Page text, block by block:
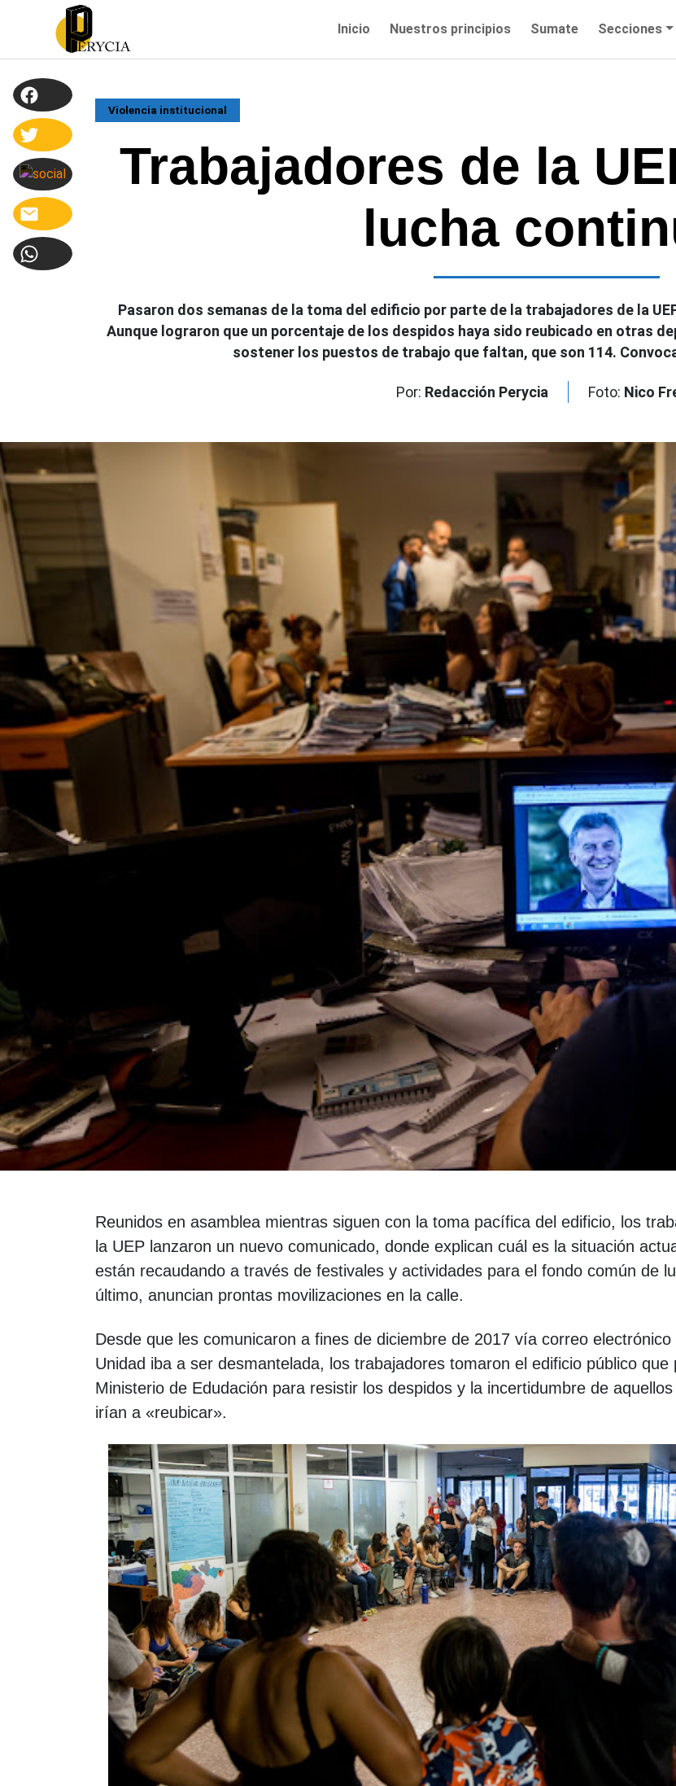
Inicio Nuestros principios Sumate Secciones
Violencia institucional
Trabajadores de la
lucha
Pasaron dos semanas de la toma del edificio por parte de la trabajadores de la
Aunque lograron que un porcentaje de los despidos haya sido reubicado en otras
sostener los puestos de trabajo que faltan, que son 114.
Por: Redacción Perycia Foto: Nico
Reunidos en asamblea mientras siguen con la toma pacífica del edificio, los
la UEP lanzaron un nuevo comunicado, donde explican cuál es la situación
están recaudando a través de festivales y actividades para el fondo común de
último, anuncian prontas movilizaciones en la calle.
Desde que les comunicaron a fines de diciembre de 2017 vía correo electrónico
Unidad iba a ser desmantelada, los trabajadores tomaron el edificio público que
Ministerio de Edudación para resistir los despidos y la incertidumbre de
irían a «reubicar».